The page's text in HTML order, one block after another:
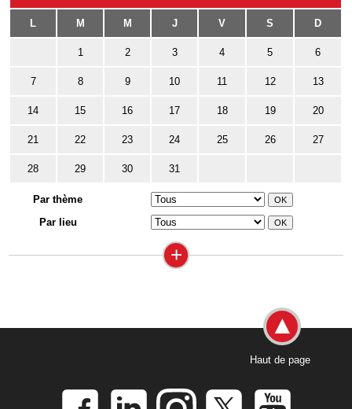
L M M J V S D
1 2 3 4 5 6
7 8 9 10 11 12 13
14 15 16 17 18 19 20
21 22 23 24 25 26 27
28 29 30 31
Par thème
Par lieu
+
Haut de page